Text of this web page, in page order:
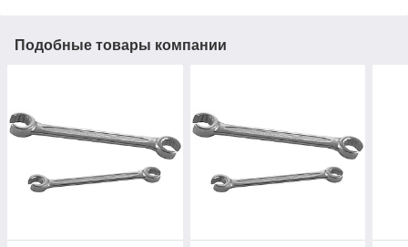
Подобные товары компании